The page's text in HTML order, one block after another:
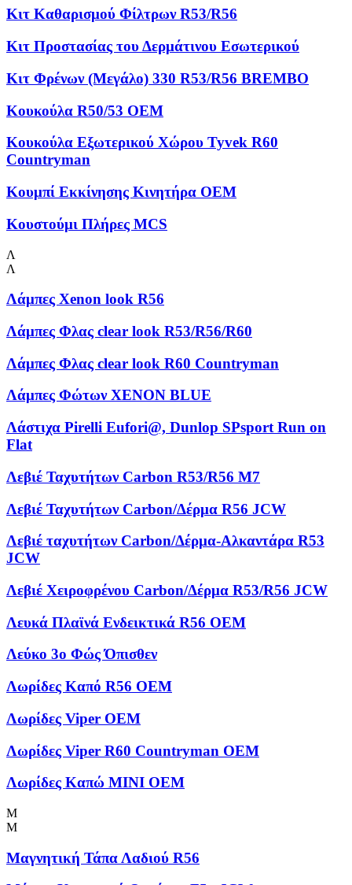
Κιτ Καθαρισμού Φίλτρων R53/R56
Κιτ Προστασίας του Δερμάτινου Εσωτερικού
Κιτ Φρένων (Μεγάλο) 330 R53/R56 BREMBO
Κουκούλα R50/53 OEM
Κουκούλα Εξωτερικού Χώρου Tyvek R60
Countryman
Κουμπί Εκκίνησης Κινητήρα OEM
Κουστούμι Πλήρες MCS
Λ
Λ
Λάμπες Xenon look R56
Λάμπες Φλας clear look R53/R56/R60
Λάμπες Φλας clear look R60 Countryman
Λάμπες Φώτων XENON BLUE
Λάστιχα Pirelli Eufori@, Dunlop SPsport Run on
Flat
Λεβιέ Ταχυτήτων Carbon R53/R56 M7
Λεβιέ Ταχυτήτων Carbon/Δέρμα R56 JCW
Λεβιέ ταχυτήτων Carbon/Δέρμα-Αλκαντάρα R53
JCW
Λεβιέ Χειροφρένου Carbon/Δέρμα R53/R56 JCW
Λευκά Πλαϊνά Ενδεικτικά R56 OEM
Λεύκο 3ο Φώς Όπισθεν
Λωρίδες Kαπό R56 OEM
Λωρίδες Viper OEM
Λωρίδες Viper R60 Countryman OEM
Λωρίδες Καπώ MINI OEM
Μ
Μ
Μαγνητική Τάπα Λαδιού R56